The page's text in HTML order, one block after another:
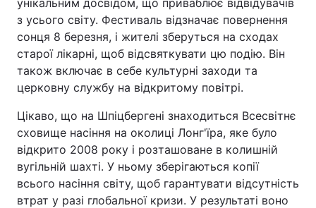
унікальним досвідом, що приваблює відвідувачів
з усього світу. Фестиваль відзначає повернення
сонця 8 березня, і жителі зберуться на сходах
старої лікарні, щоб відсвяткувати цю подію. Він
також включає в себе культурні заходи та
церковну службу на відкритому повітрі.
Цікаво, що на Шпіцбергені знаходиться Всесвітнє
сховище насіння на околиці Лонг'їра, яке було
відкрито 2008 року і розташоване в колишній
вугільній шахті. У ньому зберігаються копії
всього насіння світу, щоб гарантувати відсутність
втрат у разі глобальної кризи. У результаті воно